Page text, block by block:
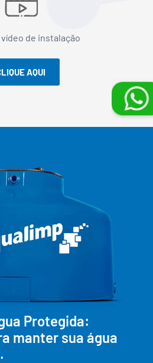
de instalação
AQUI
Protegida:
manter sua água